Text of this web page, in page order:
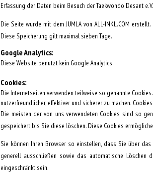
Erfassung der Daten beim Besuch der Taekwondo Desant
Die Seite wurde mit dem JUMLA von ALL-INKL.COM
Diese Speicherung gilt maximal sieben Tage.
Google Analytics:
Diese Website benutzt kein Google Analytics.
Cookies:
Die Internetseiten verwenden teilweise so genannte
nutzerfreundlicher, effektiver und sicherer zu machen.
Die meisten der von uns verwendeten Cookies sind so
gespeichert bis Sie diese löschen. Diese Cookies
Sie können Ihren Browser so einstellen, dass Sie über
generell ausschließen sowie das automatische
eingeschränkt sein.